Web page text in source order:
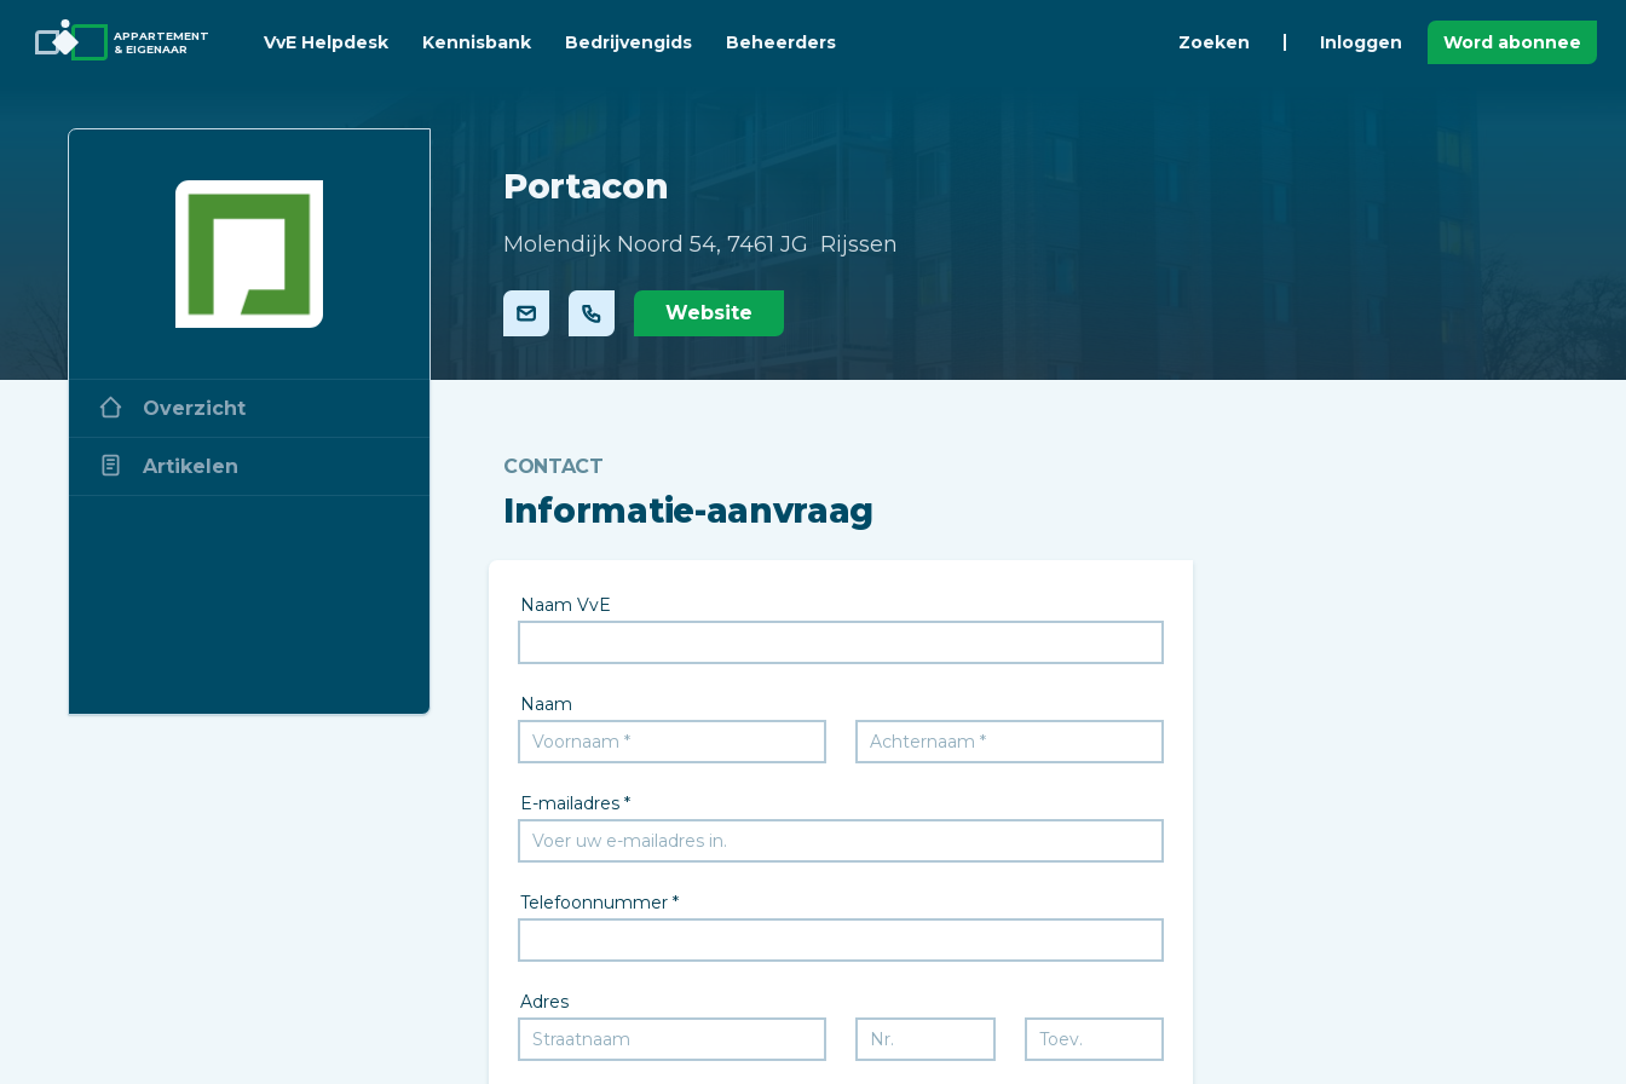
APPARTEMENT
& EIGENAAR
VvE Helpdesk Kennisbank Bedrijvengids Beheerders Zoeken Inloggen Word abonnee
Portacon
Molendijk Noord 54, 7461 JG Rijssen
Website
Overzicht
Artikelen CONTACT
Informatie-aanvraag
Naam VvE
Naam
E-mailadres *
Telefoonnummer *
Adres